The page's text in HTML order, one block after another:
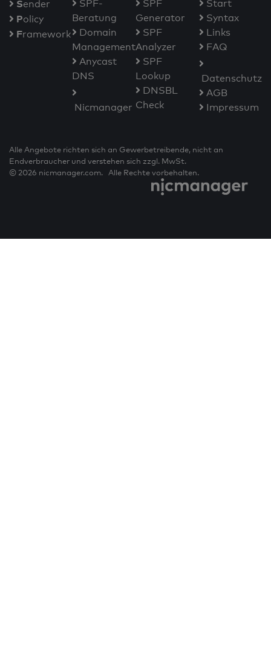
Sender
Policy
Framework
SPF-
Beratung
Domain
Management
Anycast
DNS
Nicmanager
SPF
Generator
SPF
Analyzer
SPF
Lookup
DNSBL
Check
Start
Syntax
Links
FAQ
Datenschutz
AGB
Impressum
Alle Angebote richten sich an Gewerbetreibende, nicht an
Endverbraucher und verstehen sich zzgl. MwSt.
© 2026 nicmanager.com. Alle Rechte vorbehalten.